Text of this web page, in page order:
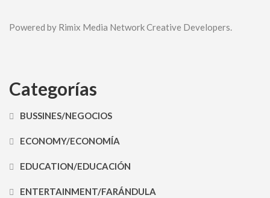
Powered by Rimix Media Network Creative Developers.
Categorías
BUSSINES/NEGOCIOS
ECONOMY/ECONOMÍA
EDUCATION/EDUCACIÓN
ENTERTAINMENT/FARÁNDULA